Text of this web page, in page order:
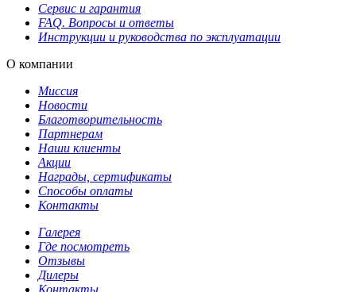
Сервис и гарантия
FAQ. Вопросы и ответы
Инструкции и руководства по эксплуатации
О компании
Миссия
Новости
Благотворительность
Партнерам
Наши клиенты
Акции
Награды, сертификаты
Способы оплаты
Контакты
Галерея
Где посмотреть
Отзывы
Дилеры
Контакты